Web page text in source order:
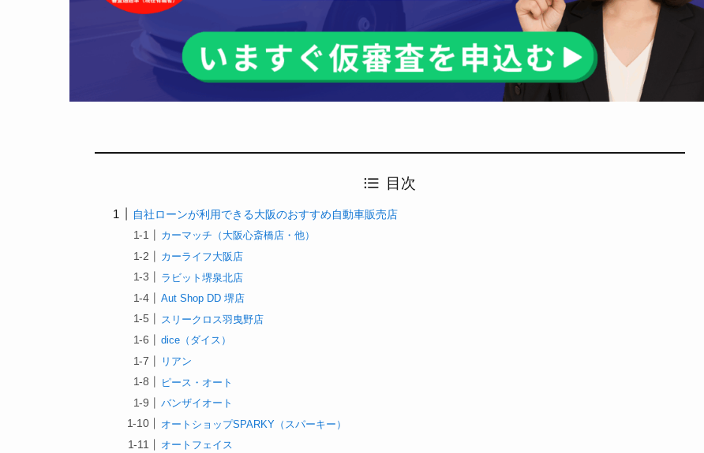
目次
自社ローンが利用できる大阪のおすすめ自動車販売店
カーマッチ（大阪心斎橋店・他）
カーライフ大阪店
ラビット堺泉北店
Aut Shop DD 堺店
スリークロス羽曳野店
dice（ダイス）
リアン
ピース・オート
バンザイオート
オートショップSPARKY（スパーキー）
オートフェイス